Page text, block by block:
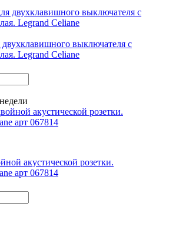
выключателя с
Legrand Celiane
акустической розетки.
арт 067814